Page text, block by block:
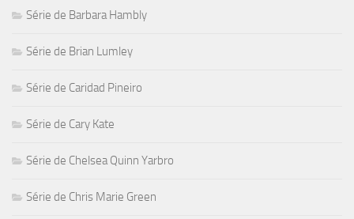
Série de Barbara Hambly
Série de Brian Lumley
Série de Caridad Pineiro
Série de Cary Kate
Série de Chelsea Quinn Yarbro
Série de Chris Marie Green